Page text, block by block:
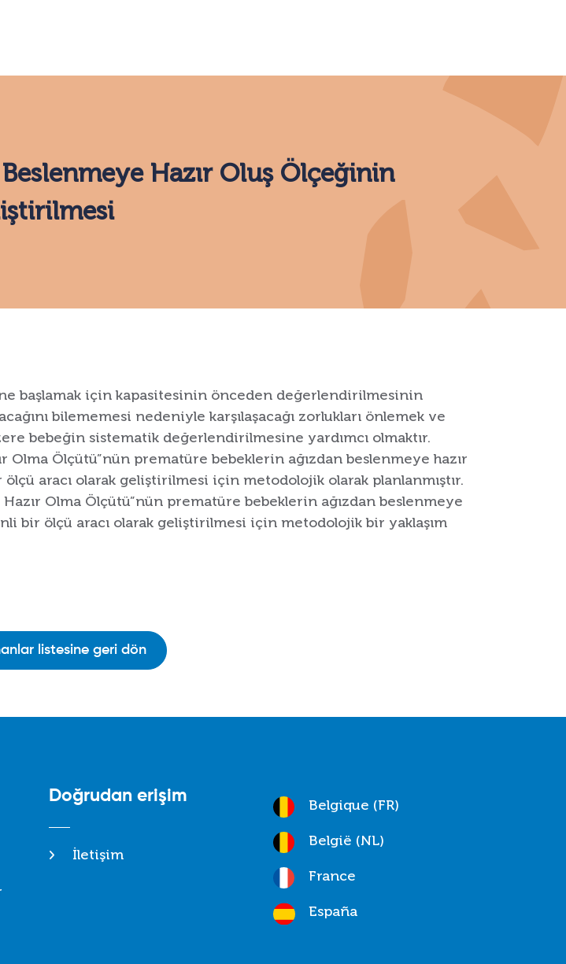
Hazır Oluş Ölçeğinin
başlamak için kapasitesinin önceden değerlendirilmesinin
bilememesi nedeniyle karşılaşacağı zorlukları önlemek ve
bebeğin sistematik değerlendirilmesine yardımcı olmaktır.
Olma Ölçütü”nün prematüre bebeklerin ağızdan beslenmeye hazır
aracı olarak geliştirilmesi için metodolojik olarak planlanmıştır.
Olma Ölçütü”nün prematüre bebeklerin ağızdan beslenmeye
bir ölçü aracı olarak geliştirilmesi için metodolojik bir yaklaşım
listesine geri dön
Doğrudan erişim
İletişim
Belgique (FR)
België (NL)
France
España